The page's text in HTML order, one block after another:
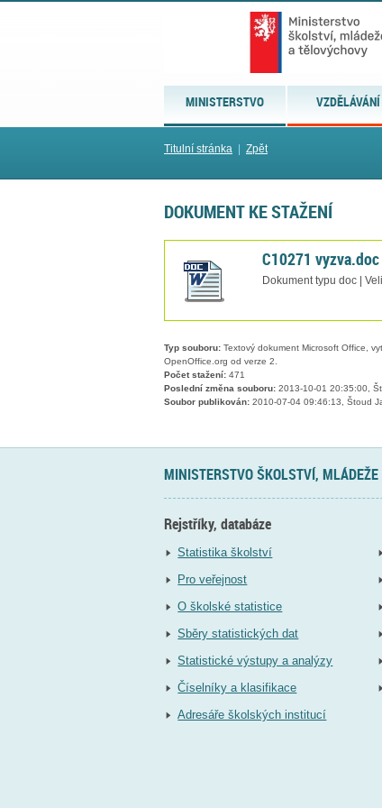
MINISTERSTVO VZDĚLÁVÁNÍ
Titulní stránka Zpět
DOKUMENT KE STAŽENÍ
C10271 vyzva.doc
Dokument typu doc |
Typ souboru: Textový dokument Microsoft Office,
OpenOffice.org od verze 2.
Počet stažení: 471
Poslední změna souboru: 2013-10-01 20:35:00,
Soubor publikován: 2010-07-04 09:46:13, Štoud
MINISTERSTVO ŠKOLSTVÍ,
Rejstříky, databáze
Statistika školství
Pro veřejnost
O školské statistice
Sběry statistických dat
Statistické výstupy a analýzy
Číselníky a klasifikace
Adresáře školských institucí